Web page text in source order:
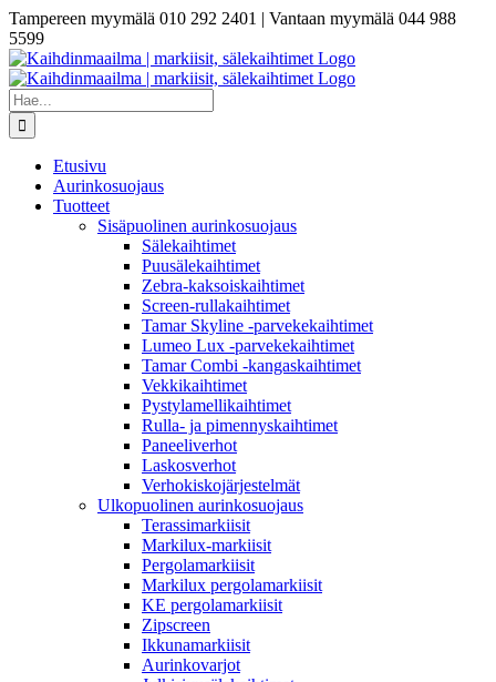
Skip
to
content
Tampereen myymälä 010 292 2401 | Vantaan myymälä 044 988
5599
Etsi
...
Etusivu
Aurinkosuojaus
Tuotteet
Sisäpuolinen aurinkosuojaus
Sälekaihtimet
Puusälekaihtimet
Zebra-kaksoiskaihtimet
Screen-rullakaihtimet
Tamar Skyline -parvekekaihtimet
Lumeo Lux -parvekekaihtimet
Tamar Combi -kangaskaihtimet
Vekkikaihtimet
Pystylamellikaihtimet
Rulla- ja pimennyskaihtimet
Paneeliverhot
Laskosverhot
Verhokiskojärjestelmät
Ulkopuolinen aurinkosuojaus
Terassimarkiisit
Markilux-markiisit
Pergolamarkiisit
Markilux pergolamarkiisit
KE pergolamarkiisit
Zipscreen
Ikkunamarkiisit
Aurinkovarjot